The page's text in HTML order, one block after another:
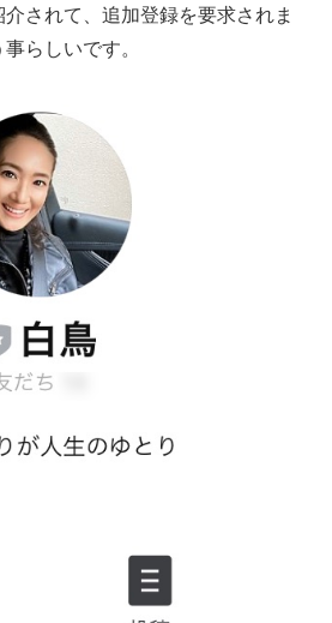
されて、追加登録を要求されま
らしいです。